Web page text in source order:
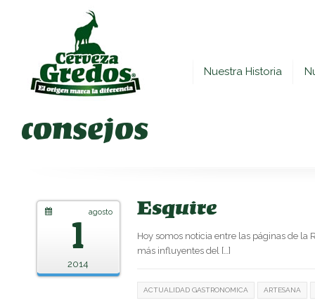
Nuestra Historia
consejos
1 agosto
2014
Esquire
Hoy somos noticia entre las páginas de la
más influyentes del […]
ACTUALIDAD GASTRONOMICA ARTESANA